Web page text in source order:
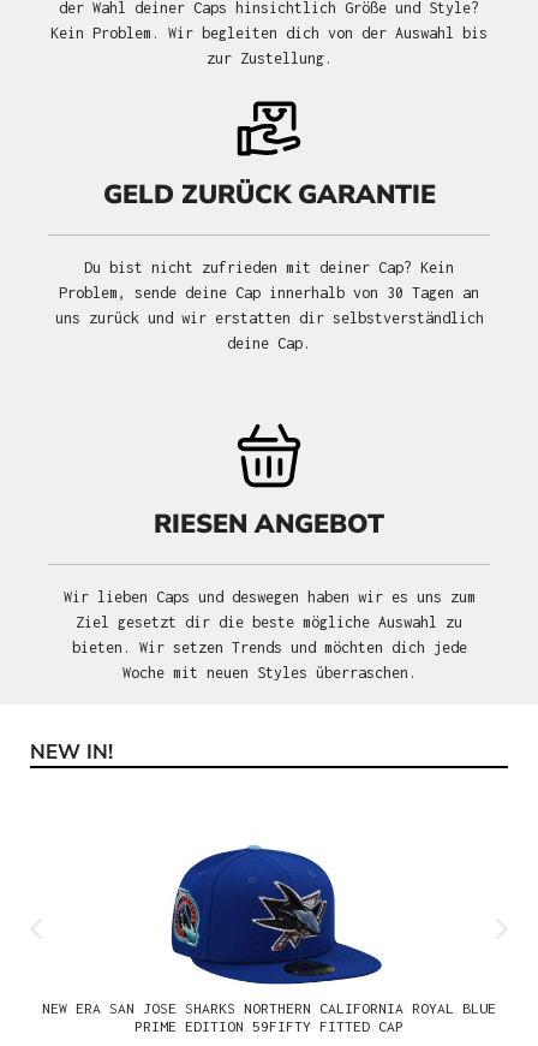
der Wahl deiner Caps hinsichtlich Größe und Style?
Kein Problem. Wir begleiten dich von der Auswahl bis
zur Zustellung.
GELD ZURÜCK GARANTIE
Du bist nicht zufrieden mit deiner Cap? Kein
Problem, sende deine Cap innerhalb von 30 Tagen an
uns zurück und wir erstatten dir selbstverständlich
deine Cap.
RIESEN ANGEBOT
Wir lieben Caps und deswegen haben wir es uns zum
Ziel gesetzt dir die beste mögliche Auswahl zu
bieten. Wir setzen Trends und möchten dich jede
Woche mit neuen Styles überraschen.
Produktgalerie überspringen
NEW IN!
NEW ERA SAN JOSE SHARKS NORTHERN CALIFORNIA ROYAL BLUE
PRIME EDITION 59FIFTY FITTED CAP